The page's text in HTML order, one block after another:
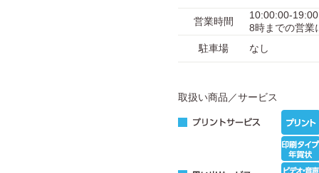
営業時間
10:00:00-
8時までの営業
駐車場
なし
取扱い商品／サービス